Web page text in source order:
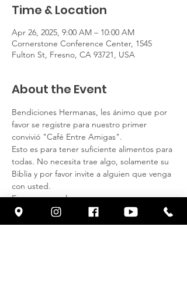
Time & Location
Apr 26, 2025, 9:00 AM – 10:00 AM
Cornerstone Conference Center, 1545
Fulton St, Fresno, CA 93721, USA
About the Event
Bendiciones Hermanas, les ánimo que por
favor se registre para nuestro primer
convivió "Café Entre Amigas".
Esto es para tener suficiente alimentos para
todas. No necesita trae algo, solamente su
Biblia y por favor invite a alguien que venga
con usted.
Esperamos verlas.
Vamos a tener un compañerismo lleno de
alegría y amor con todas, especialmente